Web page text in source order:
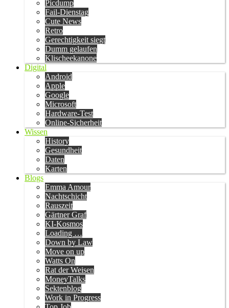
Picdump
Fail-Dienstag
Cute News
Retro
Gerechtigkeit siegt
Dumm gelaufen
Klischeekanone
Digital
Android
Apple
Google
Microsoft
Hardware-Test
Online-Sicherheit
Wissen
History
Gesundheit
Daten
Karten
Blogs
Emma Amour
Nachtschicht
Rauszeit
Gärtner Graf
KI-Kosmos
Loading …
Down by Law
Move on up
Watts On
Rat der Weisen
MoneyTalks
Sektenblog
Work in Progress